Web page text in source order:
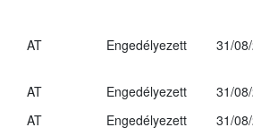
AT Engedélyezett 31/
AT Engedélyezett
31/
AT Engedélyezett
31/